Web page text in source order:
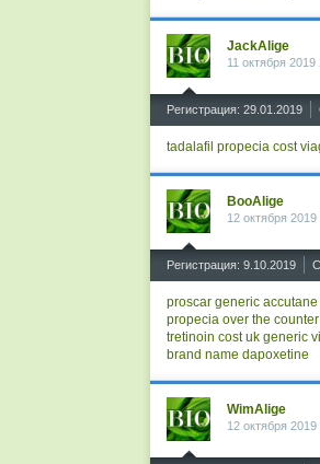
JackAlige
11 октября 2019
Регистрация: 29.01.2019
tadalafil propecia cost
BooAlige
12 октября 2019
Регистрация: 9.10.2019
proscar generic accutane
propecia over the counter
tretinoin cost uk generic
brand name dapoxetine
WimAlige
12 октября 2019